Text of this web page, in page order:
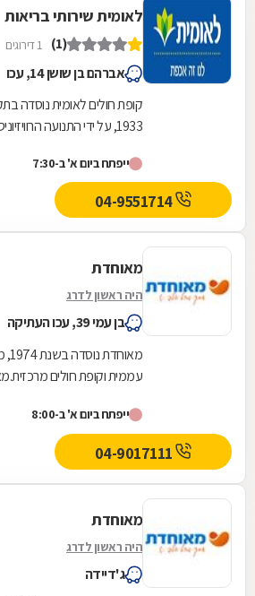
לאומית שירותי בריאות
(1) 1 דירוגים
אברהם בן שושן 14, עכו
קופת חולים לאומית נוסדה
1933, על ידי התנועה
אחת...ייפתח ביום א' ב-7:30
04-9551714
מאוחדת
היה ראשון לדרג
בן עמי 39, עכו העתיקה
עממית וקופת חולים
מעגל...
ייפתח ביום א' ב-8:00
04-9017111
מאוחדת
היה ראשון לדרג
ג'דיידה